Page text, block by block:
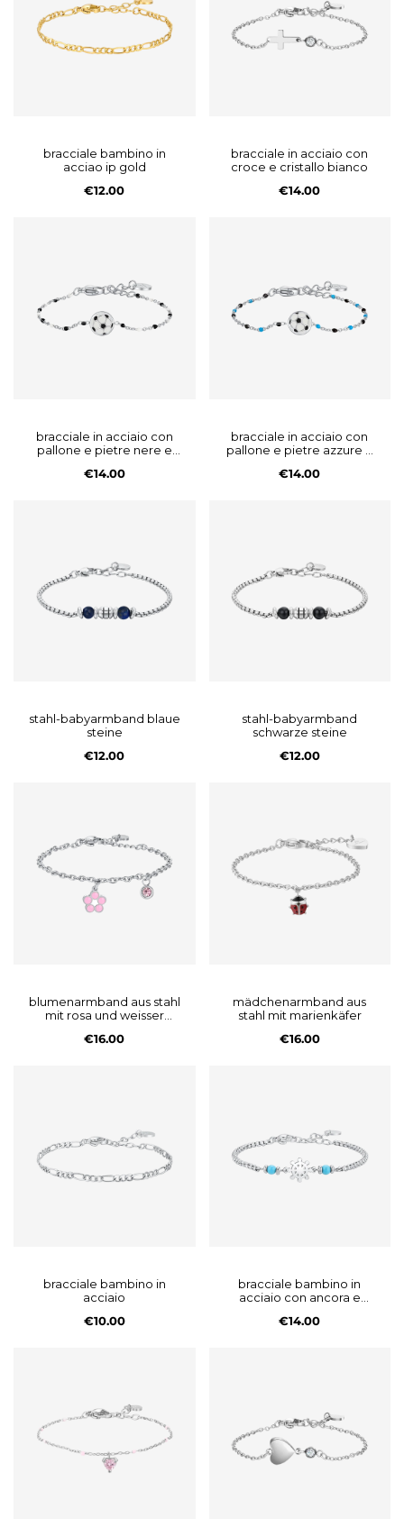
bracciale bambino in
acciao ip gold
€12.00
bracciale in acciaio con
croce e cristallo bianco
€14.00
bracciale in acciaio con
pallone e pietre nere e
€14.00
bracciale in acciaio con
pallone e pietre azzure e
€14.00
stahl-babyarmband blaue
steine
€12.00
stahl-babyarmband
schwarze steine
€12.00
blumenarmband aus stahl
mit rosa und weisser
€16.00
mädchenarmband aus
stahl mit marienkäfer
€16.00
bracciale bambino in
acciaio
€10.00
bracciale bambino in
acciaio con ancora e
€14.00